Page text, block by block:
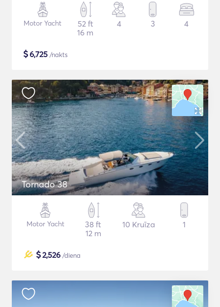
Motor Yacht
52 ft
16 m
4 3 4
$6,725 /nakts
Tornado 38
Motor Yacht
38 ft
12 m
10 Kruīza 1
$2,526 /diena